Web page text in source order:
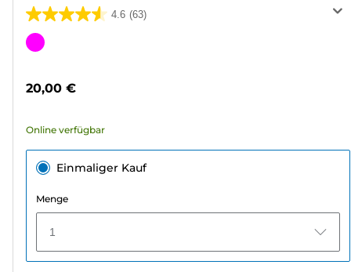
4.6 (63)
4.6
von
63
Farbpatrone
20,00 €
Online verfügbar
Einmaliger Kauf
Menge
1